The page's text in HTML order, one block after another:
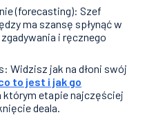
(forecasting): Szef
ma szansę spłynąć w
i ręcznego
Widzisz jak na dłoni swój
to jest i jak go
którym etapie najczęściej
deala.